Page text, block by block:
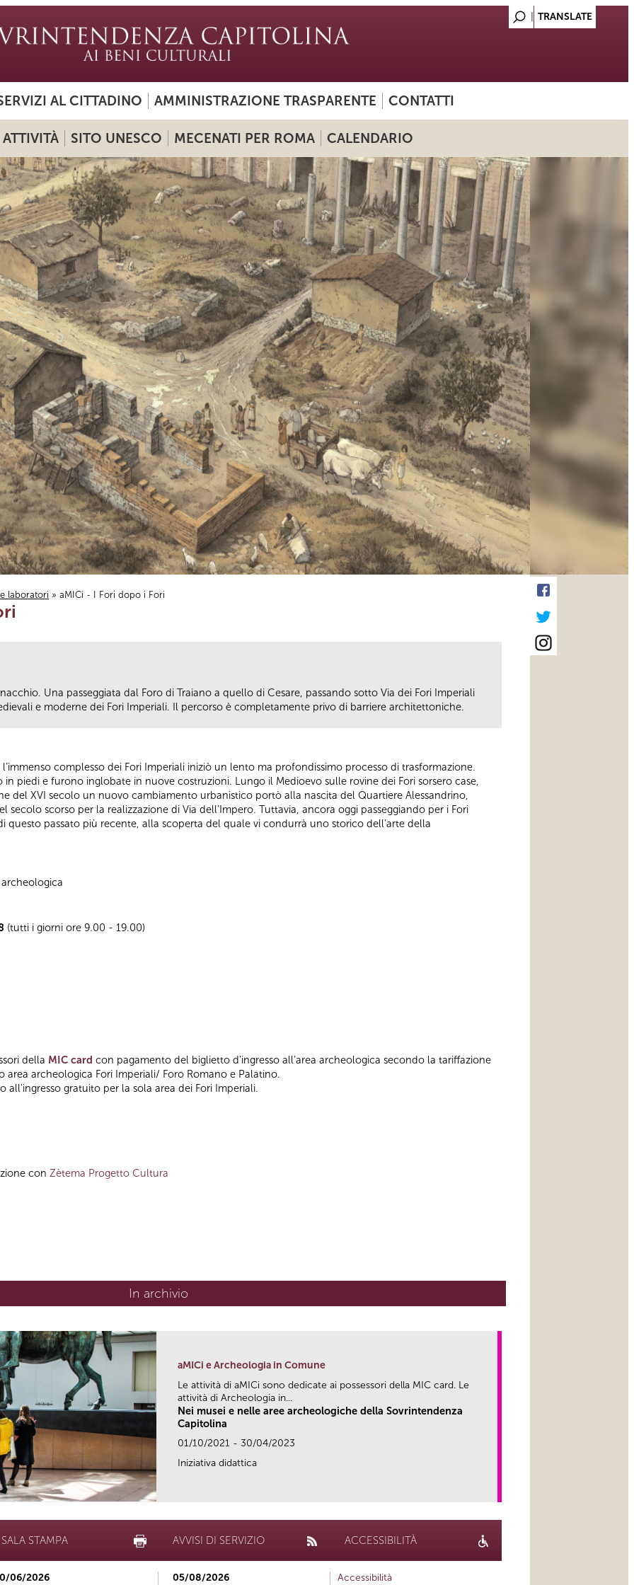
AL CITTADINO AMMINISTRAZIONE TRASPARENTE CONTATTI
ATTIVITÀ SITO UNESCO MECENATI PER ROMA CALENDARIO
laboratori » aMICi - I Fori dopo i Fori
Una passeggiata dal Foro di Traiano a quello di Cesare, passando sotto Via dei Fori Imperiali
e moderne dei Fori Imperiali. Il percorso è completamente privo di barriere architettoniche.
complesso dei Fori Imperiali iniziò un lento ma profondissimo processo di trasformazione.
piedi e furono inglobate in nuove costruzioni. Lungo il Medioevo sulle rovine dei Fori sorsero case,
del XVI secolo un nuovo cambiamento urbanistico portò alla nascita del Quartiere Alessandrino,
secolo scorso per la realizzazione di Via dell’Impero. Tuttavia, ancora oggi passeggiando per i Fori
questo passato più recente, alla scoperta del quale vi condurrà uno storico dell’arte della
archeologica
(tutti i giorni ore 9.00 - 19.00)
della MIC card con pagamento del biglietto d’ingresso all’area archeologica secondo la tariffazione
area archeologica Fori Imperiali/ Foro Romano e Palatino.
all'ingresso gratuito per la sola area dei Fori Imperiali.
con Zètema Progetto Cultura
In archivio
aMICi e Archeologia in Comune
Le attività di aMICi sono dedicate ai possessori della MIC card. Le
attività di Archeologia in...
Nei musei e nelle aree archeologiche della Sovrintendenza
Capitolina
01/10/2021 - 30/04/2023
Iniziativa didattica
SALA STAMPA
06/2026
AVVISI DI SERVIZIO
05/08/2026
ACCESSIBILITÀ
Accessibilità